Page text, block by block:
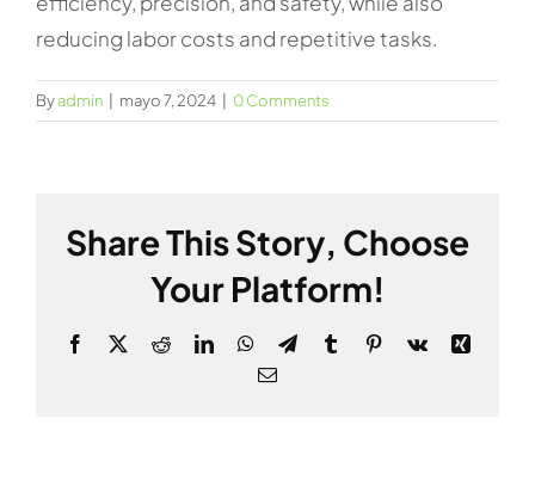
reducing labor costs and repetitive tasks.
Byadmin mayo 7, 2024 0 Comments
Share This Story, Choose
Your Platform!
Facebook
X RedditLinkedInWhatsApp
TelegramTumblrPinterest
Vk
Xing
Email